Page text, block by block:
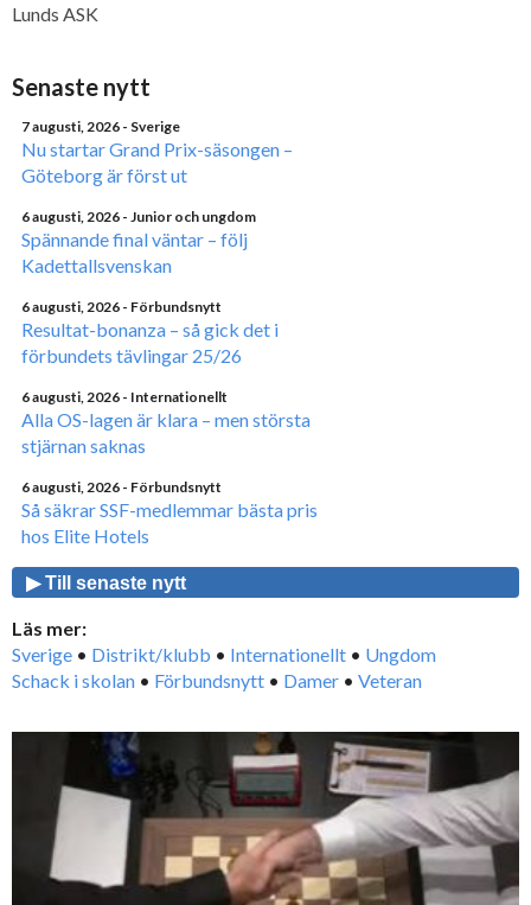
Lunds ASK
Senaste nytt
7 augusti, 2026 - Sverige
Nu startar Grand Prix-säsongen –
Göteborg är först ut
6 augusti, 2026 - Junior och ungdom
Spännande final väntar – följ
Kadettallsvenskan
6 augusti, 2026 - Förbundsnytt
Resultat-bonanza – så gick det i
förbundets tävlingar 25/26
6 augusti, 2026 - Internationellt
Alla OS-lagen är klara – men största
stjärnan saknas
6 augusti, 2026 - Förbundsnytt
Så säkrar SSF-medlemmar bästa pris
hos Elite Hotels
▶ Till senaste nytt
Läs mer:
Sverige • Distrikt/klubb • Internationellt • Ungdom
Schack i skolan • Förbundsnytt • Damer • Veteran